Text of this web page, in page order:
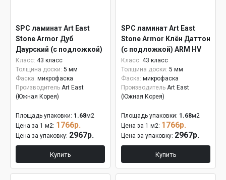
SPC ламинат Art East
Stone Armor Дуб
Даурский (с подложкой)
ARM HV 86
Класс: 43 класс
Толщина доски: 5 мм
Фаска: микрофаска
Производитель Art East
(Южная Корея)
Площадь упаковки: 1.68м2
Цена за 1 м2: 1766р.
Цена за упаковку: 2967р.
Купить
SPC ламинат Art East
Stone Armor Клён Даттон
(с подложкой) ARM HV
89
Класс: 43 класс
Толщина доски: 5 мм
Фаска: микрофаска
Производитель Art East
(Южная Корея)
Площадь упаковки: 1.68м2
Цена за 1 м2: 1766р.
Цена за упаковку: 2967р.
Купить